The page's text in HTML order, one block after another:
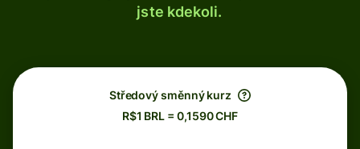
jste kdekoli.
Středový směnný kurz
R$1 BRL = 0,1590 CHF